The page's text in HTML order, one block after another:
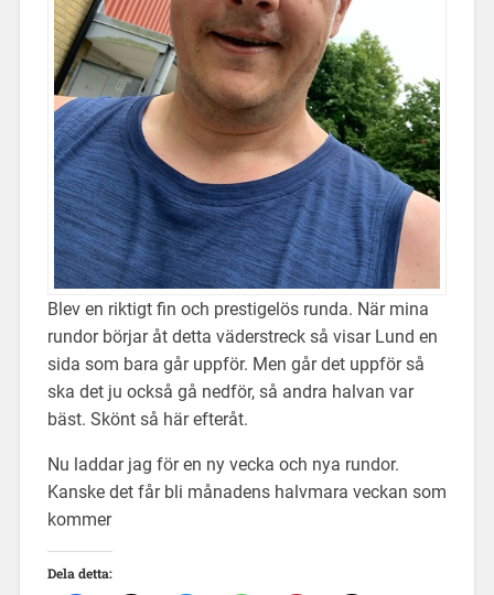
Blev en riktigt fin och prestigelös runda. När mina
rundor börjar åt detta väderstreck så visar Lund en
sida som bara går uppför. Men går det uppför så
ska det ju också gå nedför, så andra halvan var
bäst. Skönt så här efteråt.
Nu laddar jag för en ny vecka och nya rundor.
Kanske det får bli månadens halvmara veckan som
kommer
Dela detta: